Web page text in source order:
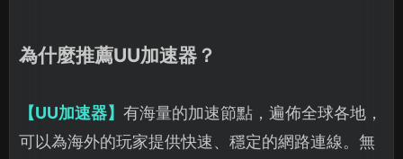
為什麼推薦UU加速器？
【UU加速器】 有海量的加速節點，遍佈全球各地，
可以為海外的玩家提供快速、穩定的網路連線。無